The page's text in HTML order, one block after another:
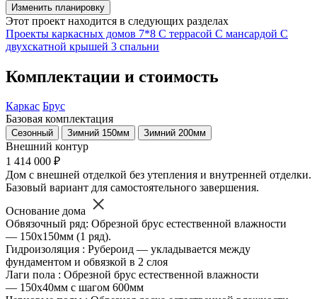
Изменить планировку
Этот проект находится в следующих разделах
Проекты каркасных домов 7*8 С террасой С мансардой С
двухскатной крышей 3 спальни
Комплектации и стоимость
Каркас Брус
Базовая комплектация
Сезонный Зимний 150мм Зимний 200мм
Внешний контур
1 414 000 ₽
Дом с внешней отделкой без утепления и внутренней отделки.
Базовый вариант для самостоятельного завершения.
Основание дома
Обвязочный ряд: Обрезной брус естественной влажности
— 150х150мм (1 ряд).
Гидроизоляция : Рубероид — укладывается между
фундаментом и обвязкой в 2 слоя
Лаги пола : Обрезной брус естественной влажности
— 150х40мм с шагом 600мм